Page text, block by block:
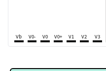
Vb V0- V0 V0+ V1 V2 V3